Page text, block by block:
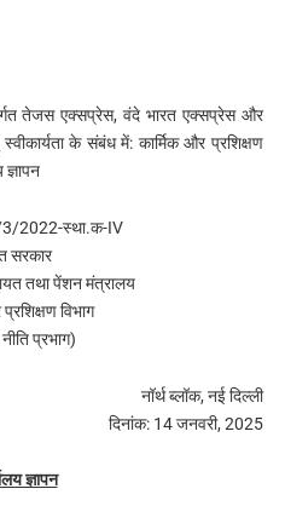
तेजस एक्सप्रेस, वंदे भारत एक्सप्रेस और
के संबंध में: कार्मिक और प्रशिक्षण
2022-स्था.क-IV
सरकार
तथा पेंशन मंत्रालय
विभाग
नीति प्रभाग)
नॉर्थ ब्लॉक, नई दिल्‍ली
दिनांक: 14 जनवरी, 2025
ज्ञापन